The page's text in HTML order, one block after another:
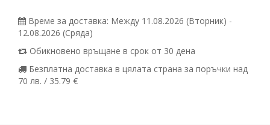
Време за доставка: Между 11.08.2026 (Вторник) -
12.08.2026 (Сряда)
Обикновено връщане в срок от 30 дена
Безплатна доставка в цялата страна за поръчки над
70 лв. / 35.79 €